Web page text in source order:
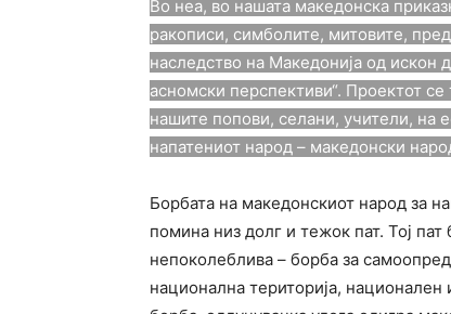
Во неа, во нашата македонска
ракописи, симболите, митовите,
наследство на Македонија од искон
асномски перспективи“. Проектот
нашите попови, селани, учители, на
напатениот народ – македонски
Борбата на македонскиот народ за
помина низ долг и тежок пат. Тој
непоколеблива – борба за
национална територија, национален